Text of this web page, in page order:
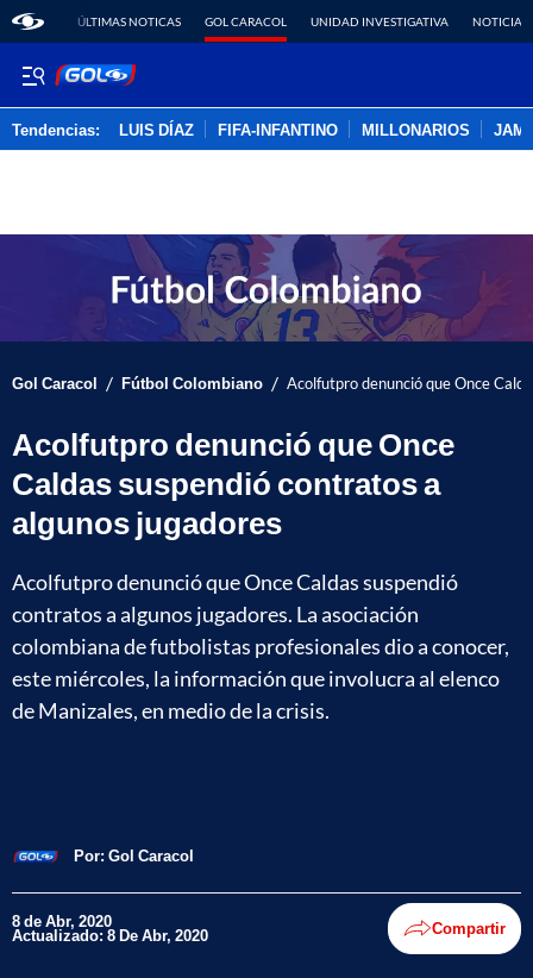
ÚLTIMAS NOTICAS GOL CARACOL UNIDAD INVESTIGATIVA NOTICIAS
Tendencias: LUIS DÍAZ FIFA-INFANTINO MILLONARIOS
Gol Caracol / Fútbol Colombiano / Acolfutpro denunció que Once
Acolfutpro denunció que Once
Caldas suspendió contratos a
algunos jugadores
Acolfutpro denunció que Once Caldas suspendió
contratos a algunos jugadores. ​​​​​​​La asociación
colombiana de futbolistas profesionales dio a conocer,
este miércoles, la información que involucra al elenco
de Manizales, en medio de la crisis.
Por: Gol Caracol
8 de Abr, 2020
Actualizado: 8 De Abr, 2020 Compartir